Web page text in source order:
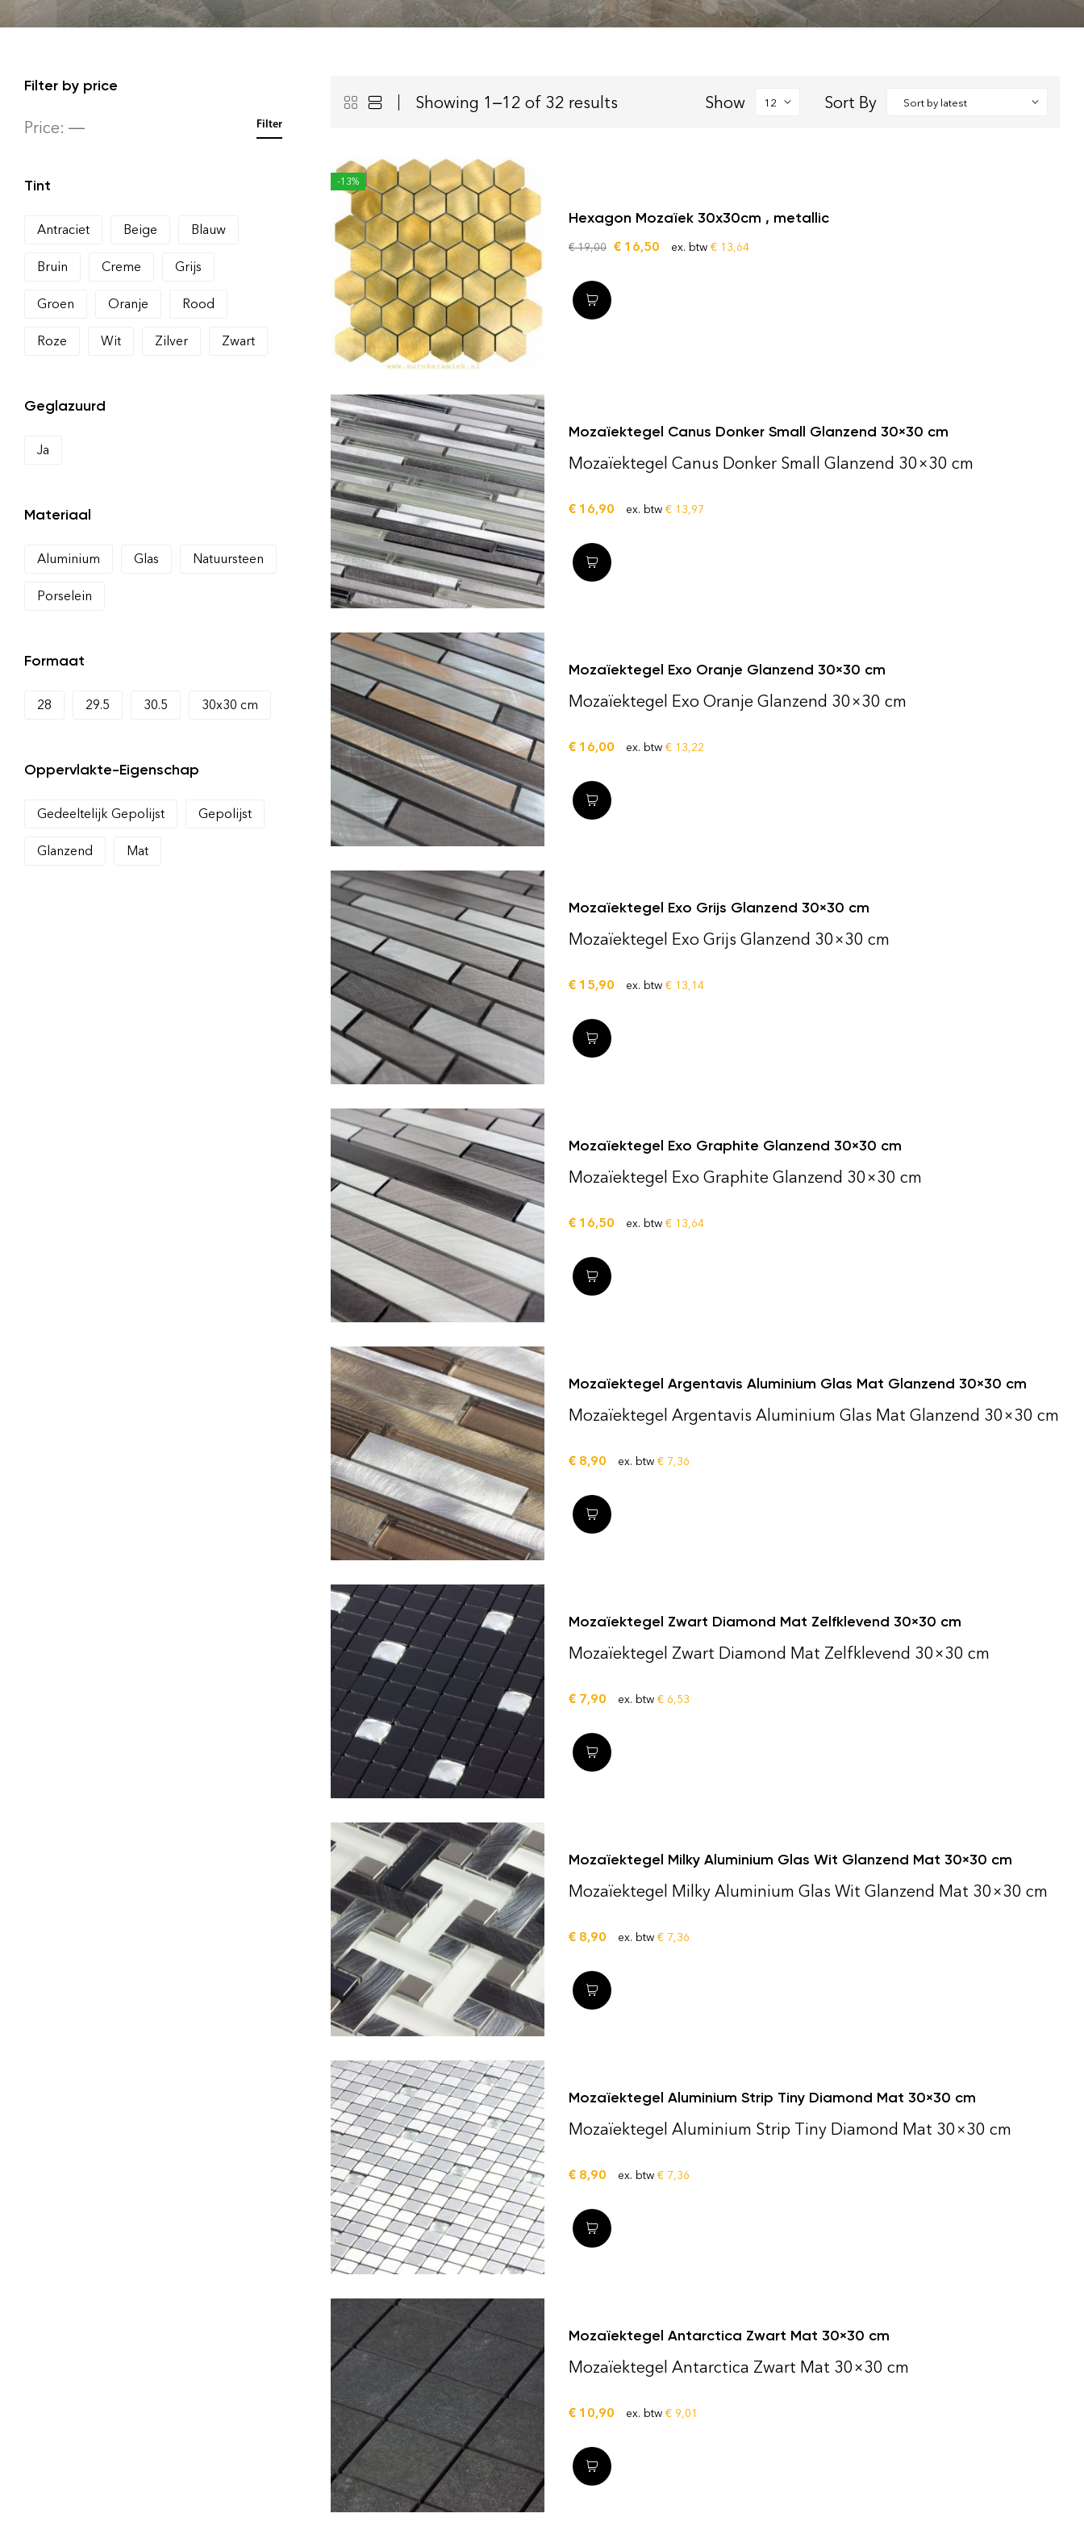
Showing 1–12 of 32 results Show Sort By
-13%
Hexagon Mozaïek 30x30cm , metallic
€19,00 € 16,50 ex. btw€ 13,64
Mozaïektegel Canus Donker Small Glanzend 30×30 cm
Mozaïektegel Canus Donker Small Glanzend 30×30 cm
€ 16,90 ex. btw € 13,97
Mozaïektegel Exo Oranje Glanzend 30×30 cm
Mozaïektegel Exo Oranje Glanzend 30×30 cm
€ 16,00 ex. btw € 13,22
Mozaïektegel Exo Grijs Glanzend 30×30 cm
Mozaïektegel Exo Grijs Glanzend 30×30 cm
€ 15,90 ex. btw € 13,14
Mozaïektegel Exo Graphite Glanzend 30×30 cm
Mozaïektegel Exo Graphite Glanzend 30×30 cm
€ 16,50 ex. btw € 13,64
Mozaïektegel Argentavis Aluminium Glas Mat Glanzend 30×30 cm
Mozaïektegel Argentavis Aluminium Glas Mat Glanzend 30×30 cm
€ 8,90 ex. btw € 7,36
Mozaïektegel Zwart Diamond Mat Zelfklevend 30×30 cm
Mozaïektegel Zwart Diamond Mat Zelfklevend 30×30 cm
€ 7,90 ex. btw € 6,53
Mozaïektegel Milky Aluminium Glas Wit Glanzend Mat 30×30 cm
Mozaïektegel Milky Aluminium Glas Wit Glanzend Mat 30×30 cm
€ 8,90 ex. btw € 7,36
Mozaïektegel Aluminium Strip Tiny Diamond Mat 30×30 cm
Mozaïektegel Aluminium Strip Tiny Diamond Mat 30×30 cm
€ 8,90 ex. btw € 7,36
Mozaïektegel Antarctica Zwart Mat 30×30 cm
Mozaïektegel Antarctica Zwart Mat 30×30 cm
€ 10,90 ex. btw € 9,01
Filter by price
Filter
Price: —
Tint
Antraciet Beige Blauw
Bruin Creme Grijs
Groen Oranje Rood
Roze Wit Zilver Zwart
Geglazuurd
Ja
Materiaal
Aluminium Glas Natuursteen
Porselein
Formaat
28 29.5 30.5 30x30 cm
Oppervlakte-Eigenschap
Gedeeltelijk Gepolijst Gepolijst
Glanzend Mat